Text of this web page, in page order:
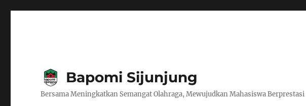
Bapomi Sijunjung
Bersama Meningkatkan Semangat Olahraga, Mewujudkan Mahasiswa Berprestasi